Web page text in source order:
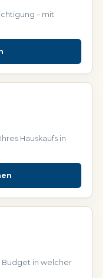
– mit
Hauskaufs in
Budget in welcher